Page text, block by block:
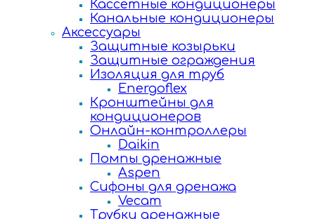
Кассетные кондиционеры
Канальные кондиционеры
Аксессуары
Защитные козырьки
Защитные ограждения
Изоляция для труб
Energoflex
Кронштейны для
кондиционеров
Онлайн-контроллеры
Daikin
Помпы дренажные
Aspen
Сифоны для дренажа
Vecam
Трубки дренажные